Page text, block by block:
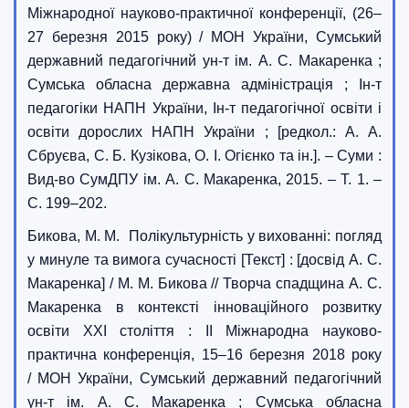
Міжнародної науково-практичної конференції, (26–
27 березня 2015 року) / МОН України, Сумський
державний педагогічний ун-т ім. А. С. Макаренка ;
Сумська обласна державна адміністрація ; Ін-т
педагогіки НАПН України, Ін-т педагогічної освіти і
освіти дорослих НАПН України ; [редкол.: А. А.
Сбруєва, С. Б. Кузікова, О. І. Огієнко та ін.]. – Суми :
Вид-во СумДПУ ім. А. С. Макаренка, 2015. – Т. 1. –
С. 199–202.
Бикова, М. М. Полікультурність у вихованні: погляд
у минуле та вимога сучасності [Текст] : [досвід А. С.
Макаренка] / М. М. Бикова // Творча спадщина А. С.
Макаренка в контексті інноваційного розвитку
освіти XXI століття : II Міжнародна науково-
практична конференція, 15–16 березня 2018 року
/ МОН України, Сумський державний педагогічний
ун-т ім. А. С. Макаренка ; Сумська обласна